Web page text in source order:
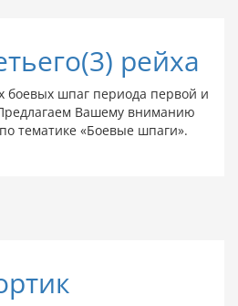
рейха
боевых шпаг периода первой и
Вашему вниманию
тематике «Боевые шпаги».